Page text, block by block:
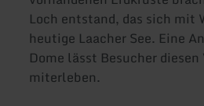
Loch entstand, das sich mit
heutige Laacher See. Eine
Dome lässt Besucher
miterleben.